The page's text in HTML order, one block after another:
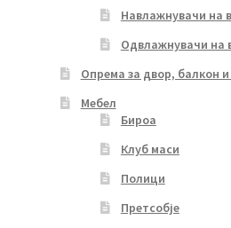
Навлажнувачи на
Одвлажнувачи на
Опрема за двор, балкон
Мебел
Бироа
Клуб маси
Полици
Претсобје